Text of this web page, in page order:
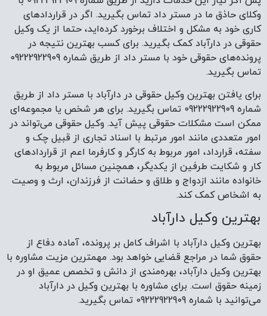
وکلای حاذق ما در مستر داد تماس بگیرید. اگر در قرارداد‌های
کاری خود به مشکل و اختلاف برخورد کرده‌اید، حتما از یک وکیل
حقوقی در دارآباد کمک بگیرید. برای کسب بهترین نتیجه در
پرونده‌های حقوقی خود با مستر داد از طریق شماره 09222922909
تماس بگیرید.
برای یافتن بهترین وکیل حقوقی در دارآباد با مستر داد از طریق
شماره 09222922909 تماس بگیرید. برای هر شخص یا مجموعه‌ای
ممکن است مشکلات حقوقی پیش آید. وکیل حقوقی می‌تواند در
امور متعددی مانند امور مرتبط با اسناد تجاری از قبیل چک و
سفته، قرارداد، امور مربوط به کارگر و کارفرما اعم از قراردادهای
کار و شکایت طرفین از یکدیگر، همچنین مسائل مربوط به
خانواده مانند ازدواج و طلاق و حضانت از فرزندان، ارث و وصیت
به اشخاص کمک کند.
بهترین وکیل دارآباد
بهترین وکیل دارآباد با اشراف کامل بر پرونده، آماده دفاع از
حقوق شما در مراجع قضایی خواهد بود. مهمترین مزیت مشاوره با
بهترین وکیل دارآباد، بهره‌مندی از دانش و تخصص عمیق او در
زمینه حقوق است. برای مشاوره با بهترین وکیل در دارآباد
می‌توانید با شماره 09222922909 تماس بگیرید.